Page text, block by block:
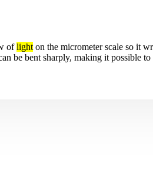
oflight on the micrometer scale so it
be bent sharply, making it possible